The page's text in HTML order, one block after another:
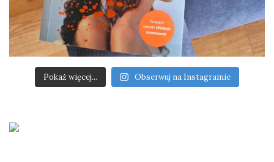
Pokaż więcej... Obserwuj na Instagramie